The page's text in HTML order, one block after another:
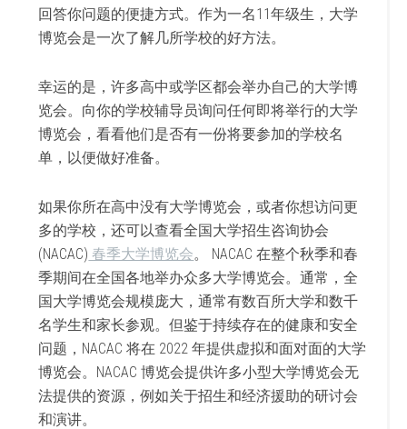
回答你问题的便捷方式。作为一名11年级生，大学
博览会是一次了解几所学校的好方法。
幸运的是，许多高中或学区都会举办自己的大学博
览会。向你的学校辅导员询问任何即将举行的大学
博览会，看看他们是否有一份将要参加的学校名
单，以便做好准备。
如果你所在高中没有大学博览会，或者你想访问更
多的学校，还可以查看全国大学招生咨询协会
(NACAC) 春季大学博览会。 NACAC 在整个秋季和春
季期间在全国各地举办众多大学博览会。通常，全
国大学博览会规模庞大，通常有数百所大学和数千
名学生和家长参观。但鉴于持续存在的健康和安全
问题，NACAC 将在 2022 年提供虚拟和面对面的大学
博览会。NACAC 博览会提供许多小型大学博览会无
法提供的资源，例如关于招生和经济援助的研讨会
和演讲。